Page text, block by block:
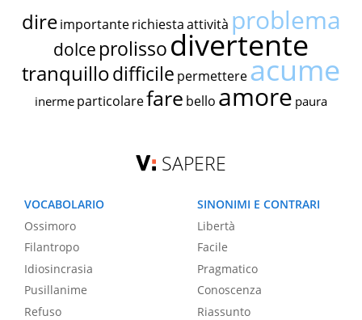
dire importante richiestaattività problema
dolce prolissodivertente
tranquillodifficile permettereacume
inerme particolarefare bello amore paura
SAPERE
VOCABOLARIO
Ossimoro
Filantropo
Idiosincrasia
Pusillanime
Refuso
SINONIMI E CONTRARI
Libertà
Facile
Pragmatico
Conoscenza
Riassunto